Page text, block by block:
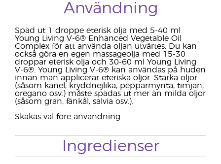
Användning
Späd ut 1 droppe eterisk olja med 5-40 ml
Young Living V-6® Enhanced Vegetable Oil
Complex för att använda oljan utvärtes. Du kan
också göra en egen massageolja med 15-30
droppar eterisk olja och 30-60 ml Young Living
V-6®. Young Living V-6® kan användas på huden
innan man applicerar eteriska oljor. Starka oljor
(såsom kanel, kryddnejlika, pepparmynta, timjan,
oregano osv.) måste spädas ut mer än milda oljor
(såsom gran, fänkål, salvia osv.).
Skakas väl före användning.
Ingredienser